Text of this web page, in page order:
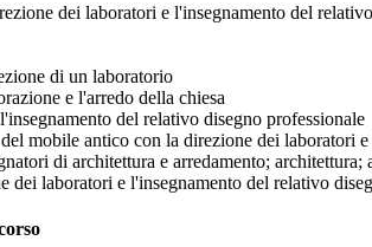
dei laboratori e l'insegnamento del
di un laboratorio
e l'arredo della chiesa
del relativo disegno professionale
mobile antico con la direzione dei laboratori
di architettura e arredamento; architettura;
laboratori e l'insegnamento del relativo